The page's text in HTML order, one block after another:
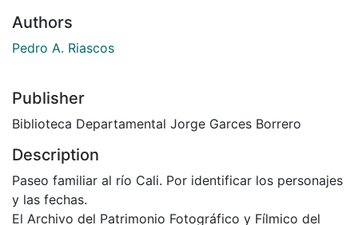
Authors
Pedro A. Riascos
Publisher
Biblioteca Departamental Jorge Garces Borrero
Description
Paseo familiar al río Cali. Por identificar los personajes
y las fechas.
El Archivo del Patrimonio Fotográfico y Fílmico del